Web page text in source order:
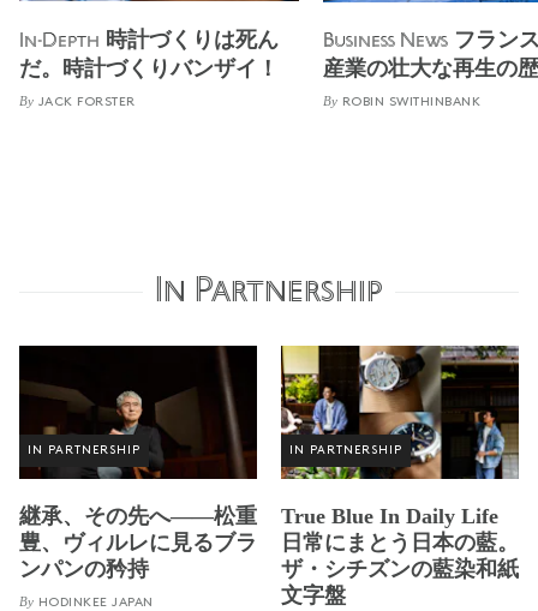
In-Depth 時計づくりは死ん
だ。時計づくりバンザイ！
By JACK FORSTER
Business News フラン
産業の壮大な再生の
By ROBIN SWITHINBANK
In Partnership
IN PARTNERSHIP
継承、その先へ——松重
豊、ヴィルレに見るブラ
ンパンの矜持
By HODINKEE JAPAN
IN PARTNERSHIP
True Blue In Daily Life
日常にまとう日本の藍。
ザ・シチズンの藍染和紙
文字盤